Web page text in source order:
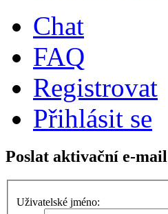
Chat
FAQ
Registrovat
Přihlásit se
Poslat aktivační e-mail
Uživatelské jméno: